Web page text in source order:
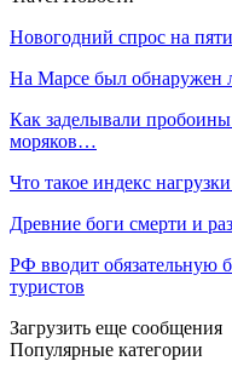
Новогодний спрос на
На Марсе был обнаружен
Как заделывали пробоины
моряков…
Что такое индекс
Древние боги смерти и
РФ вводит обязательную
туристов
Загрузить еще сообщения
Популярные категории